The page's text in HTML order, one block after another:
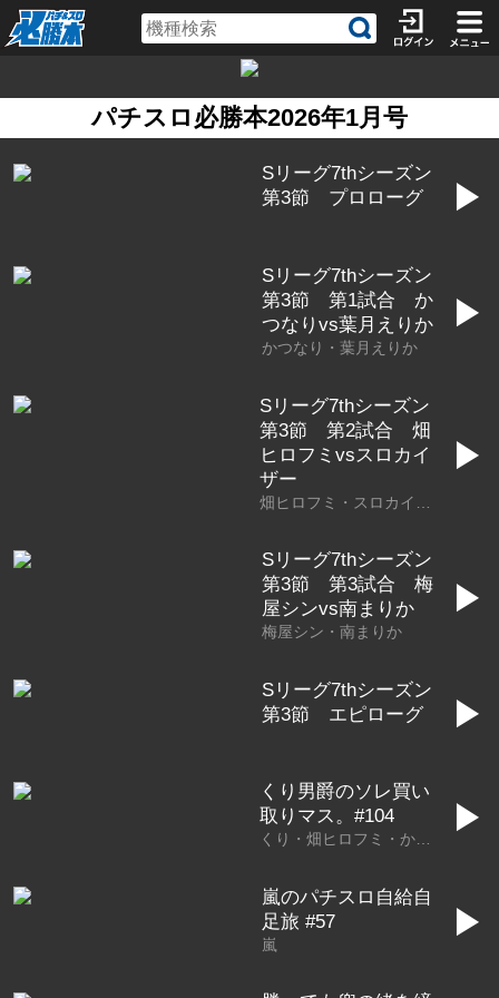
パチスロ必勝本2026年1月号
Sリーグ7thシーズン
第3節 プロローグ
▶
Sリーグ7thシーズン
第3節 第1試合 か
つなりvs葉月えりか
かつなり・葉月えりか
▶
Sリーグ7thシーズン
第3節 第2試合 畑
ヒロフミvsスロカイ
ザー
▶
Sリーグ7thシーズン
第3節 第3試合 梅
屋シンvs南まりか
梅屋シン・南まりか
▶
Sリーグ7thシーズン
第3節 エピローグ
▶
くり男爵のソレ買い
取りマス。#104
くり・畑ヒロフミ・かつなり
▶
嵐のパチスロ自給自
足旅 #57
嵐
▶